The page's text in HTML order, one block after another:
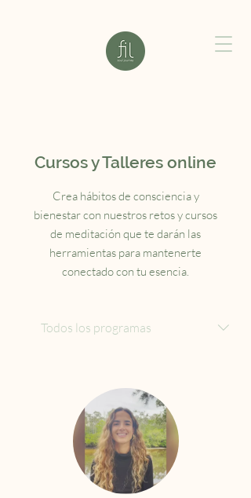
Cursos y Talleres online
Crea hábitos de consciencia y
bienestar con nuestros retos y cursos
de meditación que te darán las
herramientas para mantenerte
conectado con tu esencia.